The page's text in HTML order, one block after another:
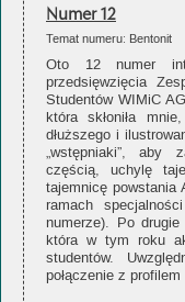
Numer 12
Temat numeru: Bentonit
Oto 12 numer
przedsięwzięcia
Studentów WIMiC
która skłoniła
dłuższego i
„wstępniaki”, aby
częścią, uchylę
tajemnicę powstania
ramach
numerze). Po
która w tym roku
studentów.
połączenie z